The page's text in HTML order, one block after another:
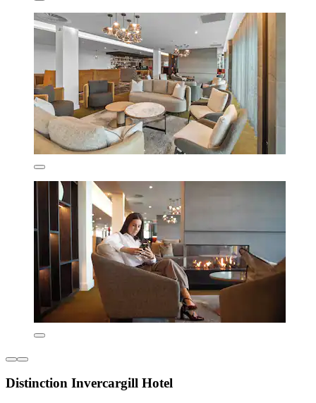
Distinction Invercargill Hotel